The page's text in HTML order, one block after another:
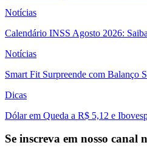
Notícias
Calendário INSS Agosto 2026:
Notícias
Smart Fit Surpreende com Balanço
Dicas
Dólar em Queda a R$ 5,12 e
Se inscreva em nosso canal